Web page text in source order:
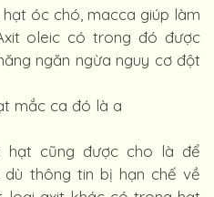
óc chó, macca giúp làm
oleic có trong đó được
ngăn ngừa nguy cơ đột
mắc ca đó là a
hạt cũng được cho là để
thông tin bị hạn chế về